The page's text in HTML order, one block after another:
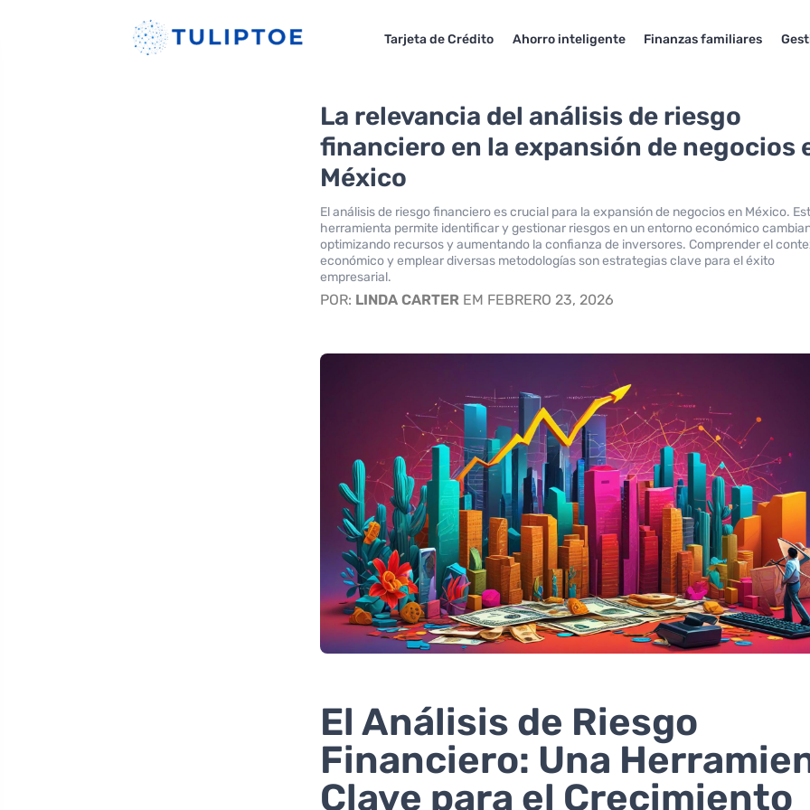
Tarjeta de Crédito Ahorro inteligente Finanzas familiares
La relevancia del análisis de riesgo
financiero en la expansión de negocios
México
El análisis de riesgo financiero es crucial para la expansión de negocios en México.
herramienta permite identificar y gestionar riesgos en un entorno económico
optimizando recursos y aumentando la confianza de inversores. Comprender el
económico y emplear diversas metodologías son estrategias clave para el éxito
empresarial.
POR: LINDA CARTER EM FEBRERO 23, 2026
El Análisis de Riesgo
Financiero: Una
Clave para el Crecimiento